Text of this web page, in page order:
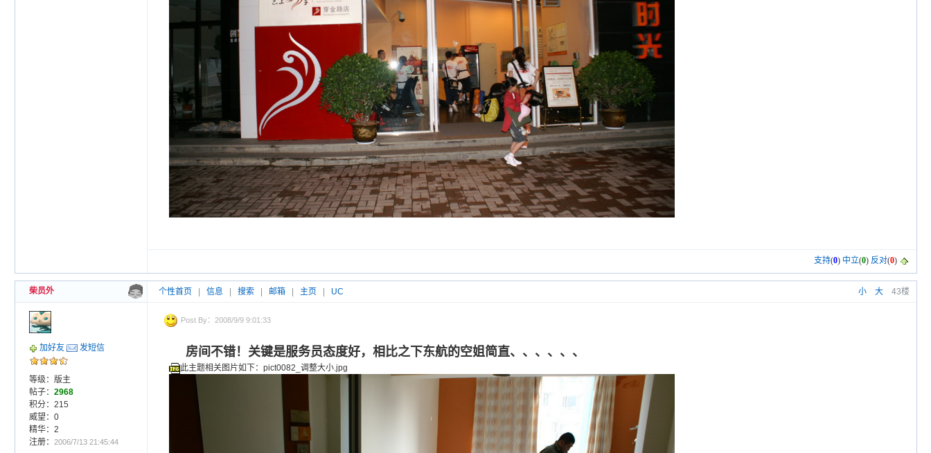
支持(0) 中立(0) 反对(0)
柴员外 小 大 43楼
个性首页 信息 搜索 邮箱 主页 UC
加好友 发短信
等级：版主
帖子： 2968
积分：215
威望：0
精华：2
注册：
2006/7/13 21:45:44
Post By：2008/9/9 9:01:33
房间不错！关键是服务员态度好，相比之下东航的空姐简直、、、、、、
此主题相关图片如下：pict0082_调整大小.jpg